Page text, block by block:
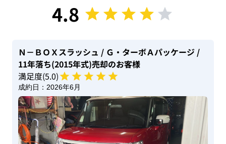
4.8
Ｎ－ＢＯＸスラッシュ / Ｇ・ターボＡパッケージ /
11年落ち(2015年式)売却のお客様
満足度(5.0)
成約日： 2026年6月